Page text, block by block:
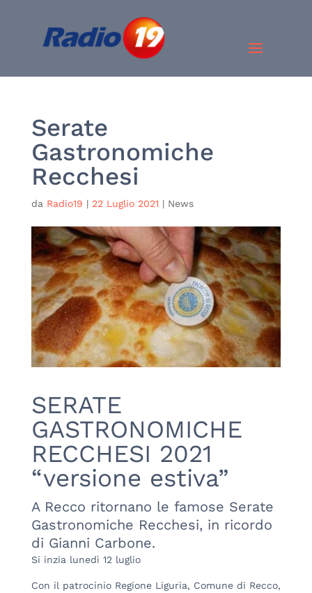
Serate
Gastronomiche
Recchesi
da Radio19 | 22 Luglio 2021 | News
SERATE
GASTRONOMICHE
RECCHESI 2021
“versione estiva”
A Recco ritornano le famose Serate
Gastronomiche Recchesi, in ricordo
di Gianni Carbone.
Si inzia lunedì 12 luglio
Con il patrocinio Regione Liguria, Comune di Recco,